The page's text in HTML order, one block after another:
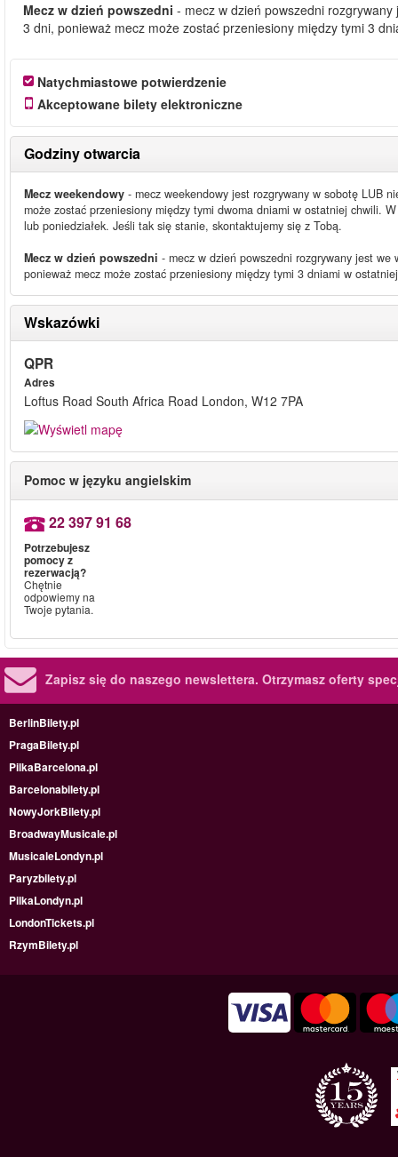
Mecz w dzień powszedni - mecz w dzień powszedni
3 dni, ponieważ mecz może zostać przeniesiony między tymi 3
Natychmiastowe potwierdzenie
Akceptowane bilety elektroniczne
Godziny otwarcia
Mecz weekendowy - mecz weekendowy jest rozgrywany w sobotę LUB
może zostać przeniesiony między tymi dwoma dniami w ostatniej chwili.
lub poniedziałek. Jeśli tak się stanie, skontaktujemy się z Tobą.
Mecz w dzień powszedni - mecz w dzień powszedni rozgrywany jest
ponieważ mecz może zostać przeniesiony między tymi 3 dniami w
Wskazówki
QPR
Adres
Loftus Road South Africa Road London, W12 7PA
Pomoc w języku angielskim
22 397 91 68
Potrzebujesz
pomocy z
rezerwacją?
Chętnie
odpowiemy na
Twoje pytania.
Zapisz się do naszego newslettera. Otrzymasz oferty
BerlinBilety.pl
PragaBilety.pl
PilkaBarcelona.pl
Barcelonabilety.pl
NowyJorkBilety.pl
BroadwayMusicale.pl
MusicaleLondyn.pl
Paryzbilety.pl
PilkaLondyn.pl
LondonTickets.pl
RzymBilety.pl